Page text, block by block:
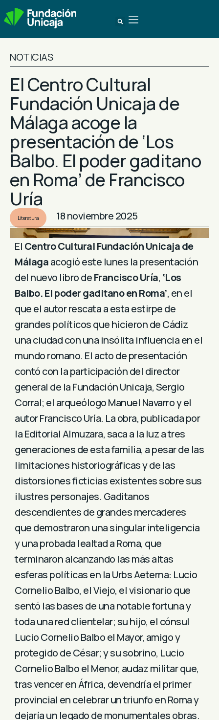
NOTICIAS
El Centro Cultural
Fundación Unicaja de
Málaga acoge la
presentación de ‘Los
Balbo. El poder gaditano
en Roma’ de Francisco
Uría
Literatura 18 noviembre 2025
El Centro Cultural Fundación Unicaja de
Málagaacogió este lunes la presentación
del nuevo libro deFrancisco Uría, ‘Los
Balbo. El poder gaditano en Roma’, en el
que el autor rescata a esta estirpe de
grandes políticos que hicieron de Cádiz
una ciudad con una insólita influencia en el
mundo romano. El acto de presentación
contó con la participación del director
general de la Fundación Unicaja, Sergio
Corral; el arqueólogo Manuel Navarro y el
autor Francisco Uría. La obra, publicada por
la Editorial Almuzara, saca a la luz a tres
generaciones de esta familia, a pesar de las
limitaciones historiográficas y de las
distorsiones ficticias existentes sobre sus
ilustres personajes. Gaditanos
descendientes de grandes mercaderes
que demostraron una singular inteligencia
y una probada lealtad a Roma, que
terminaron alcanzando las más altas
esferas políticas en la Urbs Aeterna: Lucio
Cornelio Balbo, el Viejo, el visionario que
sentó las bases de una notable fortuna y
toda una red clientelar; su hijo, el cónsul
Lucio Cornelio Balbo el Mayor, amigo y
protegido de César; y su sobrino, Lucio
Cornelio Balbo el Menor, audaz militar que,
tras vencer en África, devendría el primer
provincial en celebrar un triunfo en Roma y
dejaría un legado de monumentales obras.